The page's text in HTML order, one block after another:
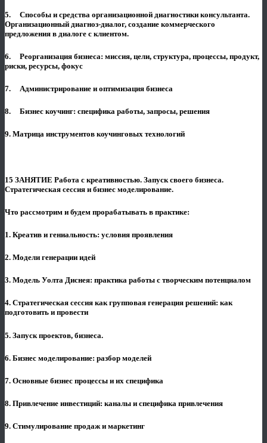
5. Способы и средства организационной диагностики консультанта.
Организационный диагноз-диалог, создание коммерческого
предложения в диалоге с клиентом.
6. Реорганизация бизнеса: миссия, цели, структура, процессы, продукт,
риски, ресурсы, фокус
7. Администрирование и оптимизация бизнеса
8. Бизнес коучинг: специфика работы, запросы, решения
9. Матрица инструментов коучинговых технологий
15 ЗАНЯТИЕ Работа с креативностью. Запуск своего бизнеса.
Стратегическая сессия и бизнес моделирование.
Что рассмотрим и будем прорабатывать в практике:
1. Креатив и гениальность: условия проявления
2. Модели генерации идей
3. Модель Уолта Диснея: практика работы с творческим потенциалом
4. Стратегическая сессия как групповая генерация решений: как
подготовить и провести
5. Запуск проектов, бизнеса.
6. Бизнес моделирование: разбор моделей
7. Основные бизнес процессы и их специфика
8. Привлечение инвестиций: каналы и специфика привлечения
9. Стимулирование продаж и маркетинг